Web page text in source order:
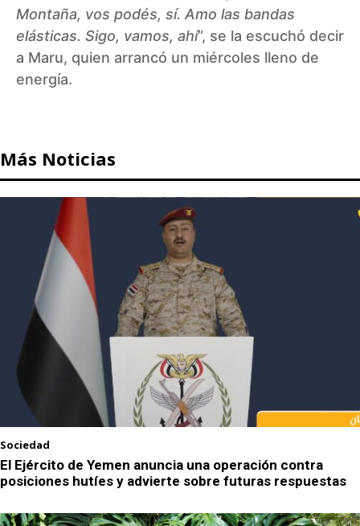
Montaña, vos podés, sí. Amo las bandas
elásticas. Sigo, vamos, ahí”, se la escuchó decir
a Maru, quien arrancó un miércoles lleno de
energía.
Más Noticias
Sociedad
El Ejército de Yemen anuncia una operación contra
posiciones hutíes y advierte sobre futuras respuestas